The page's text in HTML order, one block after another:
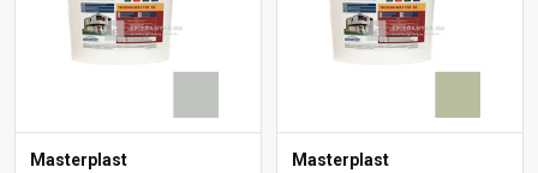
Masterplast
Masterplast